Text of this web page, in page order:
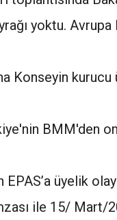
yoktu.
Konseyin
BMM'den
EPAS’a üyelik
ile 15/